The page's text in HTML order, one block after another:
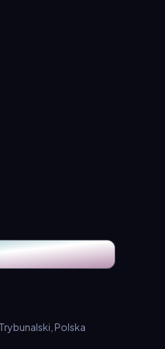
Polska